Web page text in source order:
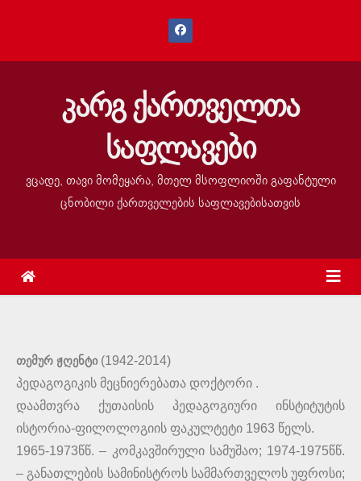
კარგ ქართველთა
საფლავები
ვცადე, თავი მომეყარა, მთელ მსოფლიოში გაფანტული
ცნობილი ქართველების საფლავებისათვის
თემურ ჟღენტი(1942-2014)
პედაგოგიკის მეცნიერებათა დოქტორი .
დაამთვრა ქუთაისის პედაგოგიური ინსტიტუტის
ისტორია-ფილოლოგიის ფაკულტეტი 1963 წელს.
1965-1973წწ. – კომკავშირული სამუშაო; 1974-1975წწ.
– განათლების სამინისტროს სამმართველოს უფროსი;